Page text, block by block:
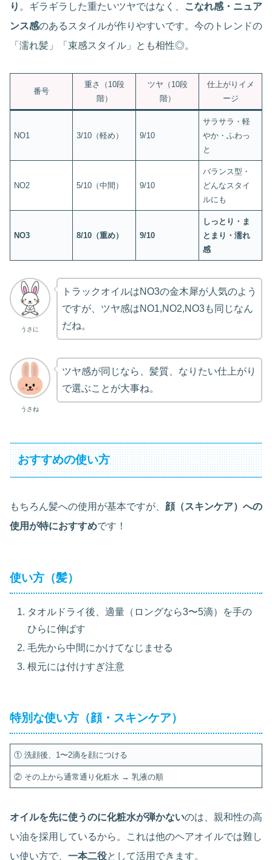
り 。ギラギラした重たいツヤではなく、
こなれ感・ニュア
ンス感のあるスタイルが作りやすいです。今のトレンドの
「濡れ髪」「束感スタイル」とも相性◎。
番号
重さ（10段
階）
ツヤ（10段
階）
仕上がりイメ
ージ
NO1 3/10（軽め） 9/10
サラサラ・軽
やか・ふわっ
と
NO2 5/10（中間） 9/10
バランス型・
どんなスタイ
ルにも
NO3 8/10（重め） 9/10
しっとり・ま
とまり・濡れ
感
うさに
トラックオイルはNO3の金木犀が人気のよう
ですが、ツヤ感はNO1,NO2,NO3も同じなん
だね。
うさね
ツヤ感が同じなら、髪質、なりたい仕上がり
で選ぶことが大事ね。
おすすめの使い方
もちろん髪への使用が基本ですが、 顔（スキンケア）への
使用が特におすすめです！
使い方（髪）
タオルドライ後、適量（ロングなら3〜5滴）を手の
ひらに伸ばす
毛先から中間にかけてなじませる
根元には付けすぎ注意
特別な使い方（顔・スキンケア）
① 洗顔後、1〜2滴を顔につける
② その上から通常通り化粧水 → 乳液の順
オイルを先に使うのに化粧水が弾かないのは、親和性の高
い油を採用しているから。これは他のヘアオイルでは難し
い使い方で、 一本二役として活用できます。